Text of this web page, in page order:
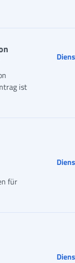
ist
für